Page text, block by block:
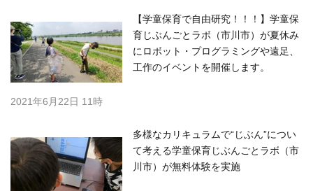
【学童保育で自由研究！！！】学童保
育じぶんごとラボ（市川市）が夏休み
にロボット・プログラミングや遠足、
工作のイベントを開催します。
2021年6月22日 11時
多様なカリキュラムで“じぶん”につい
て考える学童保育じぶんごとラボ（市
川市）が無料体験を実施